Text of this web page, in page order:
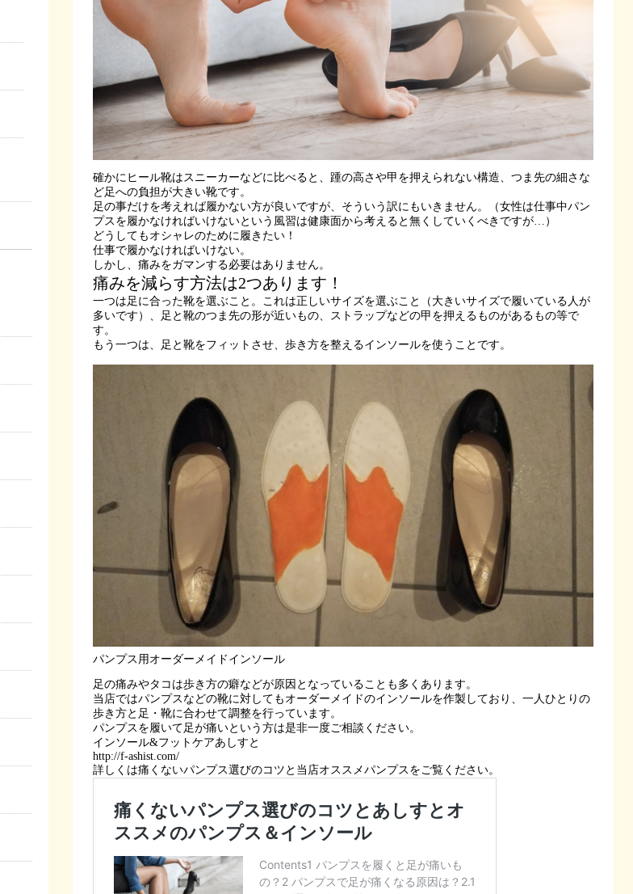
確かにヒール靴はスニーカーなどに比べると、踵の高さや甲を押えられない構造、つま先の細さな
ど足への負担が大きい靴です。
足の事だけを考えれば履かない方が良いですが、そういう訳にもいきません。（女性は仕事中パン
プスを履かなければいけないという風習は健康面から考えると無くしていくべきですが…）
どうしてもオシャレのために履きたい！
仕事で履かなければいけない。
しかし、痛みをガマンする必要はありません。
痛みを減らす方法は2つあります！
一つは足に合った靴を選ぶこと。これは正しいサイズを選ぶこと（大きいサイズで履いている人が
多いです）、足と靴のつま先の形が近いもの、ストラップなどの甲を押えるものがあるもの等で
す。
もう一つは、足と靴をフィットさせ、歩き方を整えるインソールを使うことです。
パンプス用オーダーメイドインソール
足の痛みやタコは歩き方の癖などが原因となっていることも多くあります。
当店ではパンプスなどの靴に対してもオーダーメイドのインソールを作製しており、一人ひとりの
歩き方と足・靴に合わせて調整を行っています。
パンプスを履いて足が痛いという方は是非一度ご相談ください。
インソール&フットケアあしすと
http://f-ashist.com/
詳しくは痛くないパンプス選びのコツと当店オススメパンプスをご覧ください。